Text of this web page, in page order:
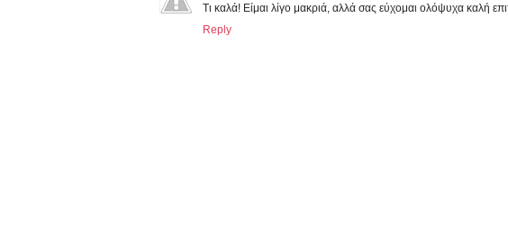
Τι καλά! Είμαι λίγο μακριά, αλλά σας εύχομαι ολόψυχα καλή
Reply